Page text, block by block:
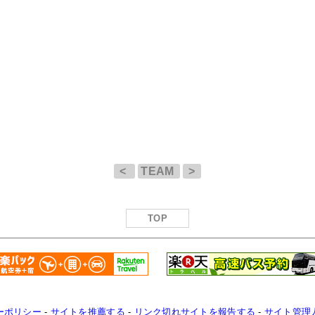
< TEAM >
TOP
ポリシー - サイトを推薦する - リンク切れサイトを報告する - サイト管理